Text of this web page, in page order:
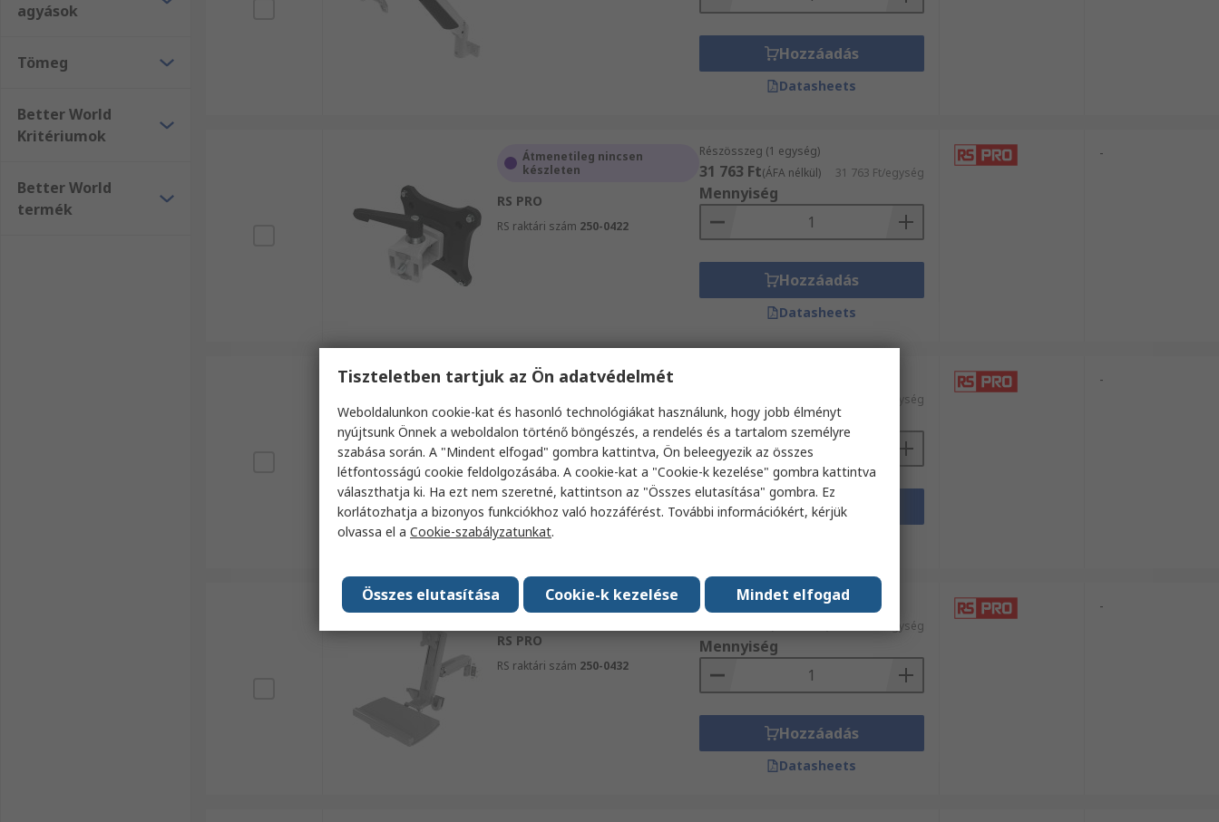
agyások
Tömeg
Better World
Kritériumok
Better World
termék
Hozzáadás
Datasheets
Átmenetileg nincsen
készleten
RS PRO
RS raktári szám 250-0422
Részösszeg (1 egység)
31 763 Ft(ÁFA nélkül) 31 763 Ft/egység
Mennyiség
Hozzáadás
Datasheets
-
Raktáron
RS PRO
RS raktári szám250-0430
201 694 Ft/egység
Mennyiség
Hozzáadás
-
Raktáron
RS PRO
RS raktári szám 250-0432
Részösszeg (1 egység)
419 201 Ft/egység
Mennyiség
Hozzáadás
Datasheets
-
Tiszteletben tartjuk az Ön adatvédelmét
Weboldalunkon cookie-kat és hasonló technológiákat használunk, hogy jobb élményt
nyújtsunk Önnek a weboldalon történő böngészés, a rendelés és a tartalom személyre
szabása során. A "Mindent elfogad" gombra kattintva, Ön beleegyezik az összes
létfontosságú cookie feldolgozásába. A cookie-kat a "Cookie-k kezelése" gombra kattintva
választhatja ki. Ha ezt nem szeretné, kattintson az "Összes elutasítása" gombra. Ez
korlátozhatja a bizonyos funkciókhoz való hozzáférést. További információkért, kérjük
olvassa el a Cookie-szabályzatunkat.
Mindet elfogad
Cookie-k kezelése
Összes elutasítása